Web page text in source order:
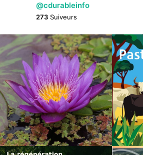
@cdurableinfo
273 Suiveurs